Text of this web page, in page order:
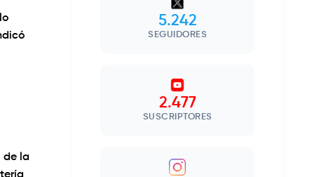
de la
5.242
SEGUIDORES
2.477
SUSCRIPTORES